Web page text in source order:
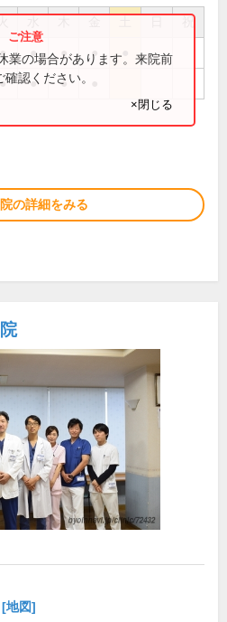
祝
● ● ●
● ●
業の場合があります。来院前
認ください。
×閉じる
の詳細をみる
[地図]